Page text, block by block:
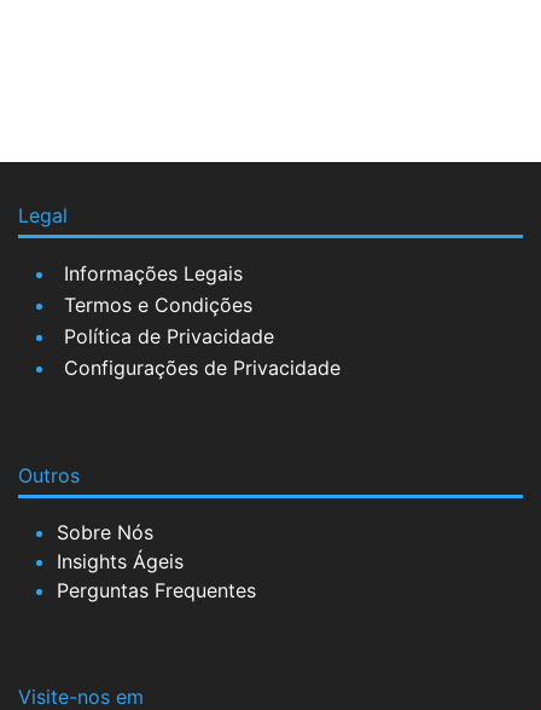
Legal
Informações Legais
Termos e Condições
Política de Privacidade
Configurações de Privacidade
Outros
Sobre Nós
Insights Ágeis
Perguntas Frequentes
Visite-nos em